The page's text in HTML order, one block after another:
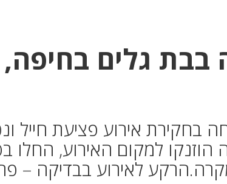
בבת גלים
אירוע פציעת חייל
למקום האירוע, החלו
לאירוע בבדיקה –